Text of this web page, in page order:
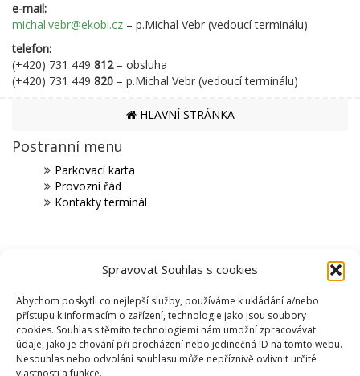
Spravovat Souhlas s cookies
Abychom poskytli co nejlepší služby, používáme k ukládání a/nebo
přístupu k informacím o zařízení, technologie jako jsou soubory
cookies. Souhlas s těmito technologiemi nám umožní zpracovávat
údaje, jako je chování při procházení nebo jedinečná ID na tomto webu.
Nesouhlas nebo odvolání souhlasu může nepříznivě ovlivnit určité
vlastnosti a funkce.
e-mail:
michal.vebr@ekobi.cz – p.Michal Vebr (vedoucí terminálu)
telefon:
(+420) 731 449 812– obsluha
(+420) 731 449 820 – p.Michal Vebr (vedoucí terminálu)
HLAVNÍ STRÁNKA
Postranní menu
Parkovací karta
Provozní řád
Kontakty terminál
SPORTOVIŠTĚ
KRYTÝ PLAVECKÝ BAZÉN
SKI AREÁL PEKLÁK A BIKEPARK
ZIMNÍ STADION NA SKALCE